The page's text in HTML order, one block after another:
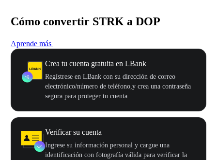
Cómo convertir STRK a DOP
Aprende más
Crea tu cuenta gratuita en LBank
Regístrese en LBank con su dirección de correo
electrónico/número de teléfono,y crea una contraseña
segura para proteger tu cuenta
Verificar su cuenta
Ingrese su información personal y cargue una
identificación con fotografía válida para verificar la